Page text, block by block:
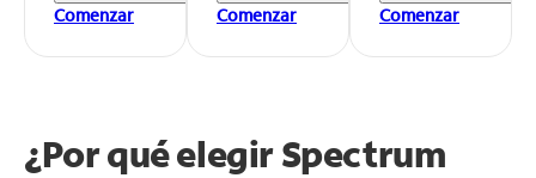
Comenzar
Comenzar
Comenzar
¿Por qué elegir Spectrum